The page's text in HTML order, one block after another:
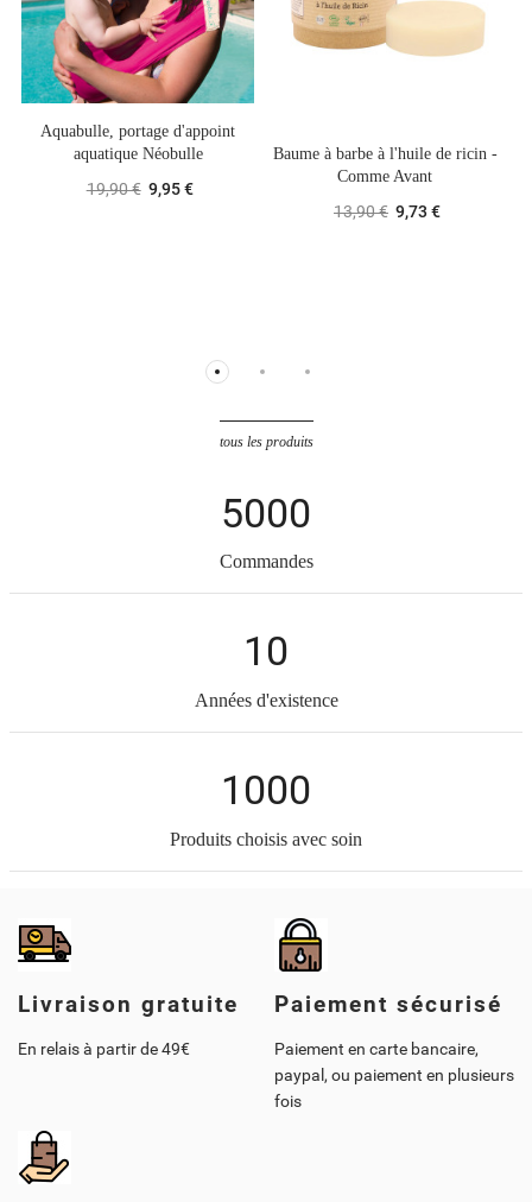
Aquabulle, portage d'appoint
aquatique Néobulle
19,90 € 9,95 €
Baume à barbe à l'huile de ricin -
Comme Avant
13,90 € 9,73 €
tous les produits
5000
Commandes
10
Années d'existence
1000
Produits choisis avec soin
Livraison gratuite
En relais à partir de 49€
Paiement sécurisé
Paiement en carte bancaire,
paypal, ou paiement en plusieurs
fois